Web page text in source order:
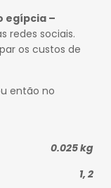
egípcia –
redes sociais.
os custos de
então no
0.025 kg
1, 2